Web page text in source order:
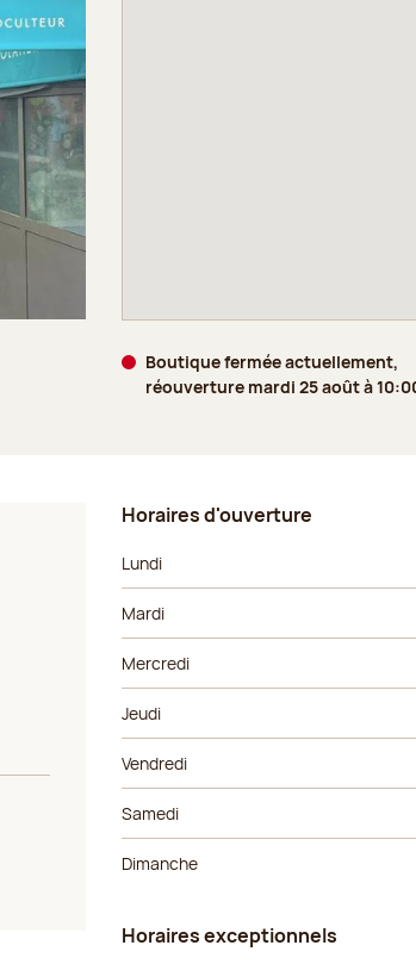
Boutique fermée actuellement,
réouverture mardi 25 août à
Horaires d'ouverture
Jour de la semaine
Lundi
Mardi
Mercredi
Jeudi
Vendredi
Samedi
Dimanche
Horaires exceptionnels